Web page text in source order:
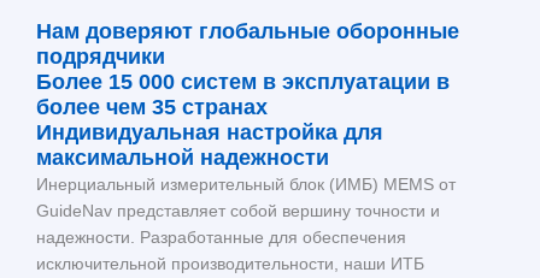
Нам доверяют глобальные оборонные
подрядчики
Более 15 000 систем в эксплуатации в
более чем 35 странах
Индивидуальная настройка для
максимальной надежности
Инерциальный измерительный блок (ИМБ) MEMS от
GuideNav представляет собой вершину точности и
надежности. Разработанные для обеспечения
исключительной производительности, наши ИТБ